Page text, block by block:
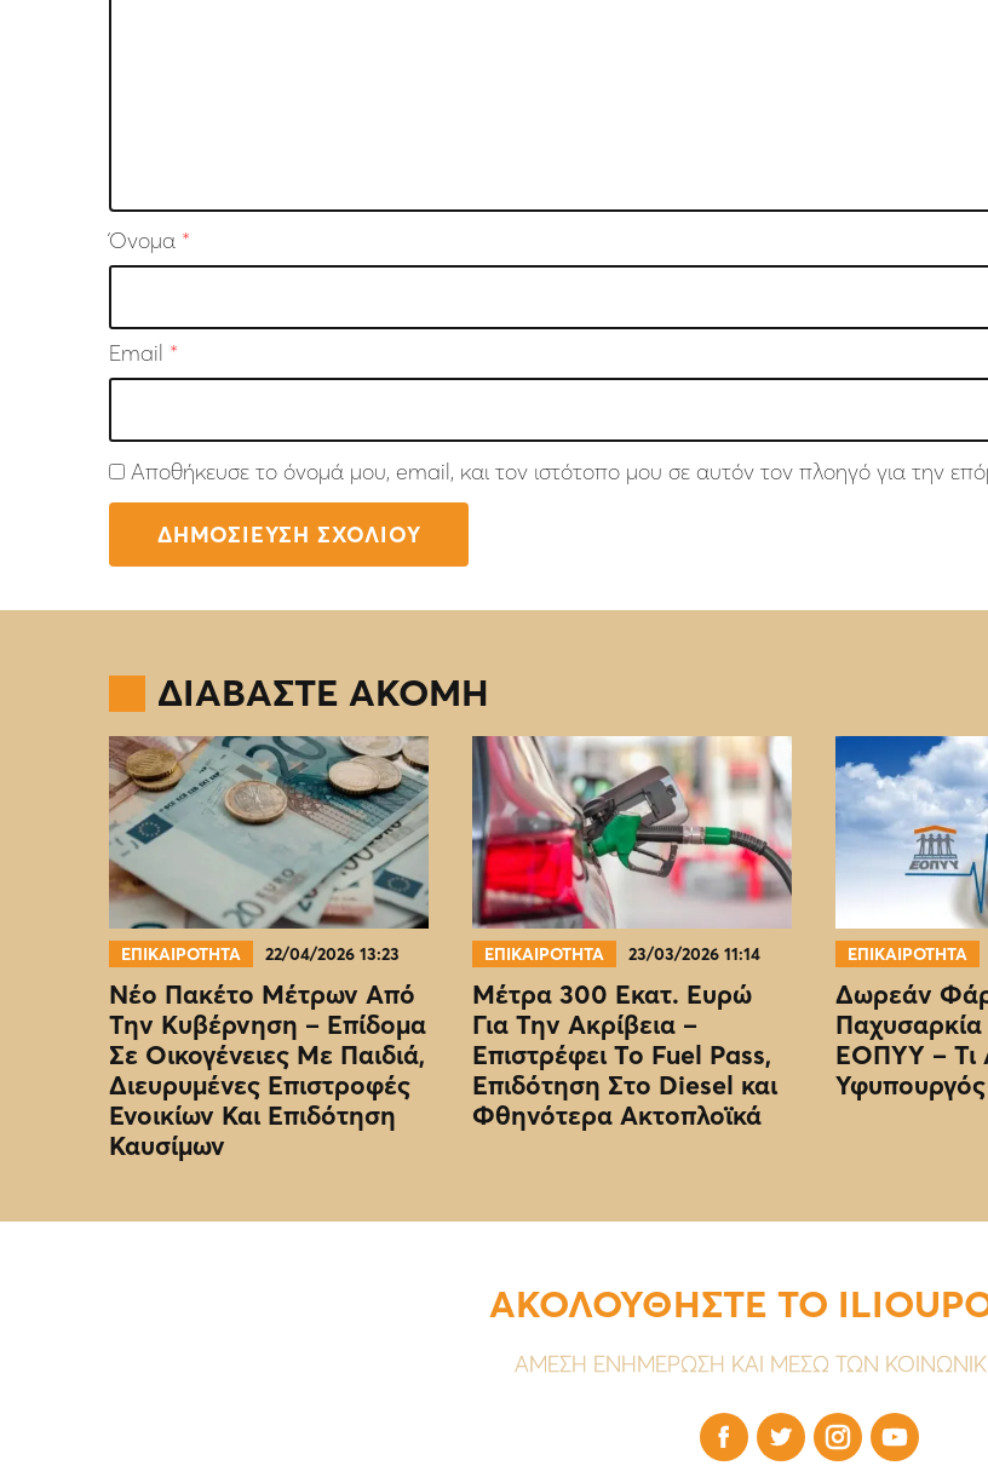
Όνομα *
Email *
Αποθήκευσε το όνομά μου, email, και τον ιστότοπο μου σε αυτόν τον πλοηγό για την
ΔΙΑΒΑΣΤΕ ΑΚΟΜΗ
ΕΠΙΚΑΙΡΟΤΗΤΑ 22/04/2026 13:23
Νέο Πακέτο Μέτρων Από
Την Κυβέρνηση – Επίδομα
Σε Οικογένειες Με Παιδιά,
Διευρυμένες Επιστροφές
Ενοικίων Και Επιδότηση
Καυσίμων
ΕΠΙΚΑΙΡΟΤΗΤΑ 23/03/2026 11:14
Μέτρα 300 Εκατ. Ευρώ
Για Την Ακρίβεια –
Επιστρέφει Το Fuel Pass,
Επιδότηση Στο Diesel και
Φθηνότερα Ακτοπλοϊκά
ΕΠΙΚΑΙΡΟΤΗΤΑ
Δωρεάν
EOΠΥΥ – Τι
Υφυπουργός
ΑΚΟΛΟΥΘΗΣΤΕ ΤΟ
ΑΜΕΣΗ ΕΝΗΜΕΡΩΣΗ ΚΑΙ ΜΕΣΩ ΤΩΝ
   